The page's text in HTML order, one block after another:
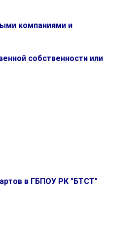
компаниями и
собственности или
в ГБПОУ РК "БТСТ"